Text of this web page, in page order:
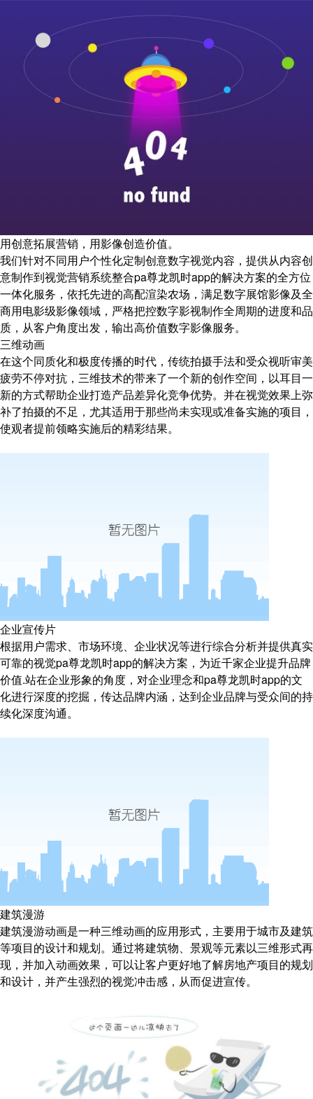
用创意拓展营销，用影像创造价值。
我们针对不同用户个性化定制创意数字视觉内容，提供从内容创
意制作到视觉营销系统整合pa尊龙凯时app的解决方案的全方位
一体化服务，依托先进的高配渲染农场，满足数字展馆影像及全
商用电影级影像领域，严格把控数字影视制作全周期的进度和品
质，从客户角度出发，输出高价值数字影像服务。
三维动画
在这个同质化和极度传播的时代，传统拍摄手法和受众视听审美
疲劳不停对抗，三维技术的带来了一个新的创作空间，以耳目一
新的方式帮助企业打造产品差异化竞争优势。并在视觉效果上弥
补了拍摄的不足，尤其适用于那些尚未实现或准备实施的项目，
使观者提前领略实施后的精彩结果。
企业宣传片
根据用户需求、市场环境、企业状况等进行综合分析并提供真实
可靠的视觉pa尊龙凯时app的解决方案，为近千家企业提升品牌
价值.站在企业形象的角度，对企业理念和pa尊龙凯时app的文
化进行深度的挖掘，传达品牌内涵，达到企业品牌与受众间的持
续化深度沟通。
建筑漫游
建筑漫游动画是一种三维动画的应用形式，主要用于城市及建筑
等项目的设计和规划。通过将建筑物、景观等元素以三维形式再
现，并加入动画效果，可以让客户更好地了解房地产项目的规划
和设计，并产生强烈的视觉冲击感，从而促进宣传。